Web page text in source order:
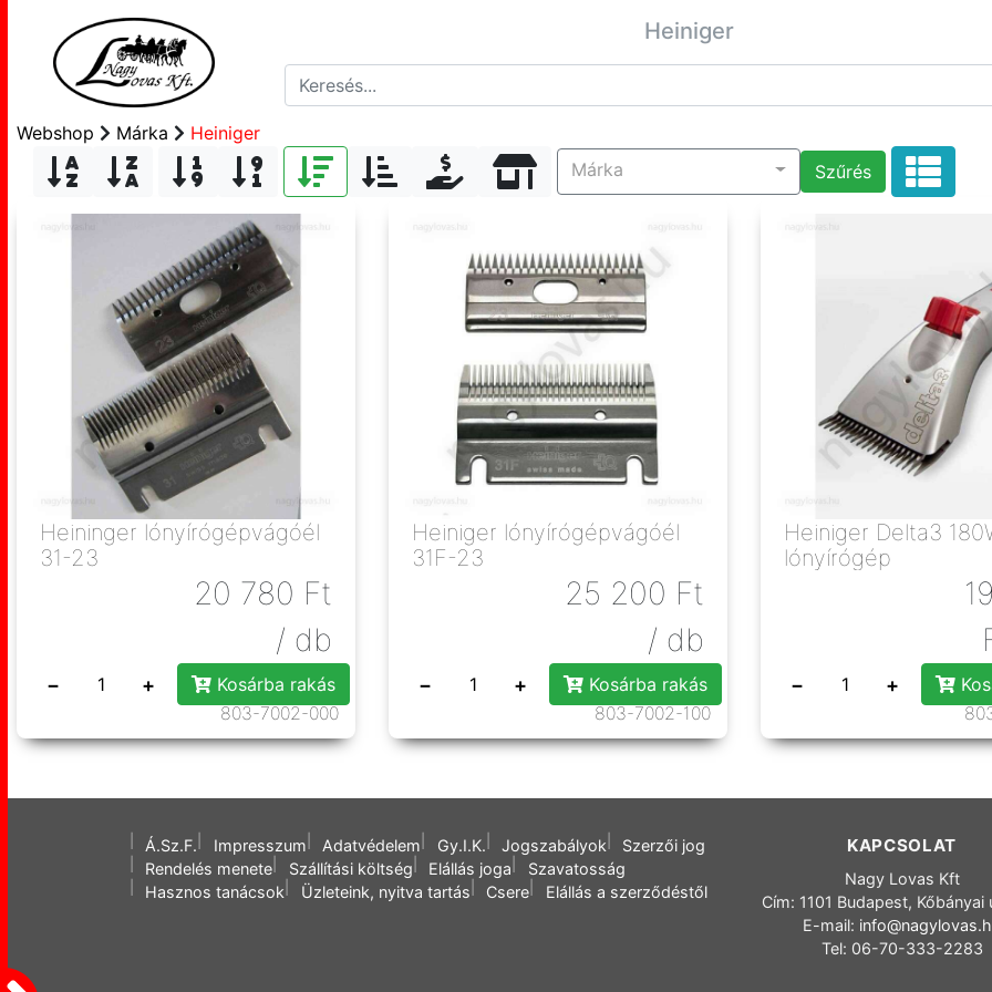
Heiniger
Webshop Márka
Heiniger
Márka
Szűrés
Heininger lónyírógépvágóél
31-23
20 780 Ft
/ db
− +
Kosárba rakás
803-7002-000
Heiniger lónyírógépvágóél
31F-23
25 200 Ft
/ db
− +
Kosárba rakás
803-7002-100
Heiniger Delta3
lónyírógép
− +
Á.Sz.F. Impresszum Adatvédelem Gy.I.K. Jogszabályok
Szerzői jog
Rendelés menete
Szállítási költség Elállás joga
Szavatosság
Hasznos tanácsok
Üzleteink, nyitva tartás Csere Elállás a szerződéstől
KAPCSOLAT
Nagy Lovas Kft
Cím: 1101 Budapest, Kőbányai
E-mail:
Tel: 06-70-333-2283